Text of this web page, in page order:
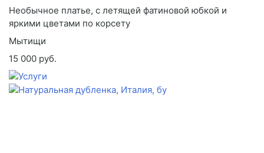
Необычное платье, с летящей фатиновой юбкой и
яркими цветами по корсету
Мытищи
15 000 руб.